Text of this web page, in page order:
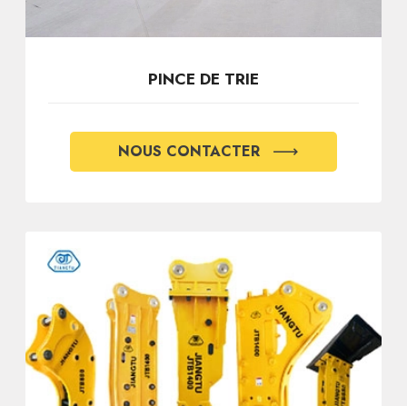
PINCE DE TRIE
NOUS CONTACTER